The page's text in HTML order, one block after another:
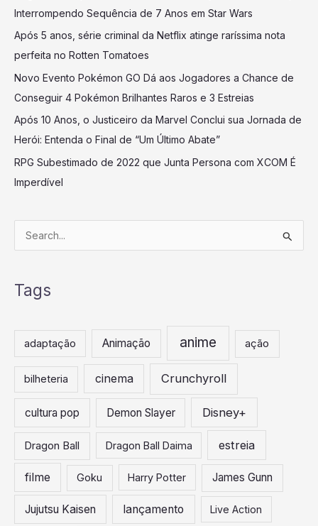
Interrompendo Sequência de 7 Anos em Star Wars
Após 5 anos, série criminal da Netflix atinge raríssima nota
perfeita no Rotten Tomatoes
Novo Evento Pokémon GO Dá aos Jogadores a Chance de
Conseguir 4 Pokémon Brilhantes Raros e 3 Estreias
Após 10 Anos, o Justiceiro da Marvel Conclui sua Jornada de
Herói: Entenda o Final de “Um Último Abate”
RPG Subestimado de 2022 que Junta Persona com XCOM É
Imperdível
q
s
r
o
r
Tags
adaptação Animação anime ação
bilheteria cinema Crunchyroll
cultura pop Demon Slayer Disney+
Dragon Ball Dragon Ball Daima estreia
filme Goku Harry Potter James Gunn
Jujutsu Kaisen lançamento Live Action